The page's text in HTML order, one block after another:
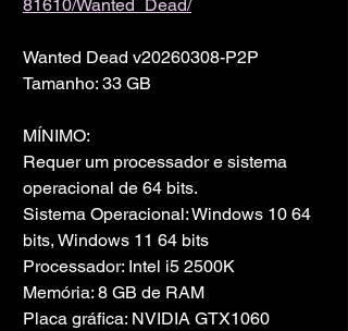
81610/Wanted_Dead/
Wanted Dead v20260308-P2P
Tamanho: 33 GB
MÍNIMO:
Requer um processador e sistema
operacional de 64 bits.
Sistema Operacional: Windows 10 64
bits, Windows 11 64 bits
Processador: Intel i5 2500K
Memória: 8 GB de RAM
Placa gráfica: NVIDIA GTX1060